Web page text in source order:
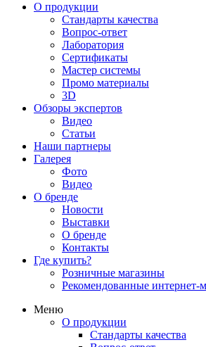
О продукции
Стандарты качества
Вопрос-ответ
Лаборатория
Сертификаты
Мастер системы
Промо материалы
3D
Обзоры экспертов
Видео
Статьи
Наши партнеры
Галерея
Фото
Видео
О бренде
Новости
Выставки
О бренде
Контакты
Где купить?
Розничные магазины
Рекомендованные интернет-
Меню
О продукции
Стандарты качества